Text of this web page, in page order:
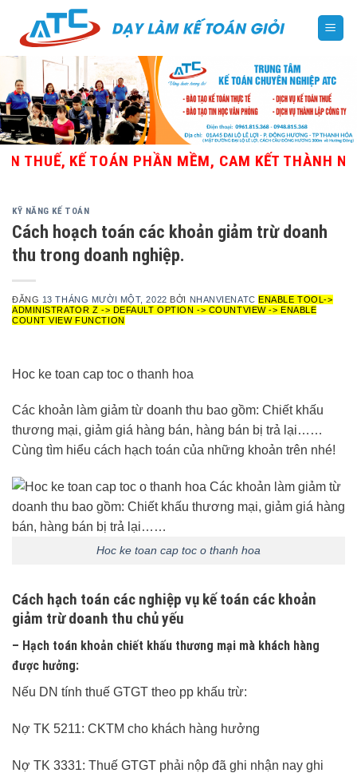
content
KẾ TOÁN PHẦN MỀM, CAM KẾT THÀNH NGHỀ
KỸ NĂNG KẾ TOÁN
Cách hoạch toán các khoản giảm trừ doanh
thu trong doanh nghiệp.
ĐĂNG 13 THÁNG MƯỜI MỘT, 2022 BỞI NHANVIENATC ENABLE TOOL->
ADMINISTRATOR Z -> DEFAULT OPTION -> COUNTVIEW -> ENABLE
COUNT VIEW FUNCTION
Hoc ke toan cap toc o thanh hoa
Các khoản làm giảm từ doanh thu bao gồm: Chiết khấu
thương mại, giảm giá hàng bán, hàng bán bị trả lại……
Cùng tìm hiểu cách hạch toán của những khoản trên nhé!
Hoc ke toan cap toc o thanh hoa
Cách hạch toán các nghiệp vụ kế toán các khoản
giảm trừ doanh thu chủ yếu
– Hạch toán khoản chiết khấu thương mại mà khách hàng
được hưởng:
Nếu DN tính thuế GTGT theo pp khấu trừ:
Nợ TK 5211: CKTM cho khách hàng hưởng
Nợ TK 3331: Thuế GTGT phải nộp đã ghi nhận nay ghi